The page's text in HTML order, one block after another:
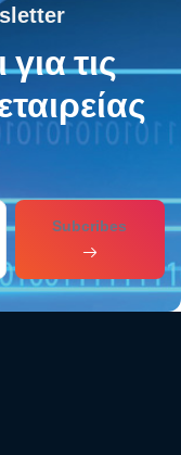
τις
Subcribes